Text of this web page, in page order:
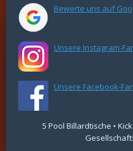
Bewerte uns auf
Unsere Instagram-
Unsere Facebook-
5 Pool Billardtische •